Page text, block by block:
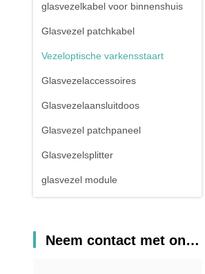
glasvezelkabel voor binnenshuis
Glasvezel patchkabel
Vezeloptische varkensstaart
Glasvezelaccessoires
Glasvezelaansluitdoos
Glasvezel patchpaneel
Glasvezelsplitter
glasvezel module
Neem contact met ons op